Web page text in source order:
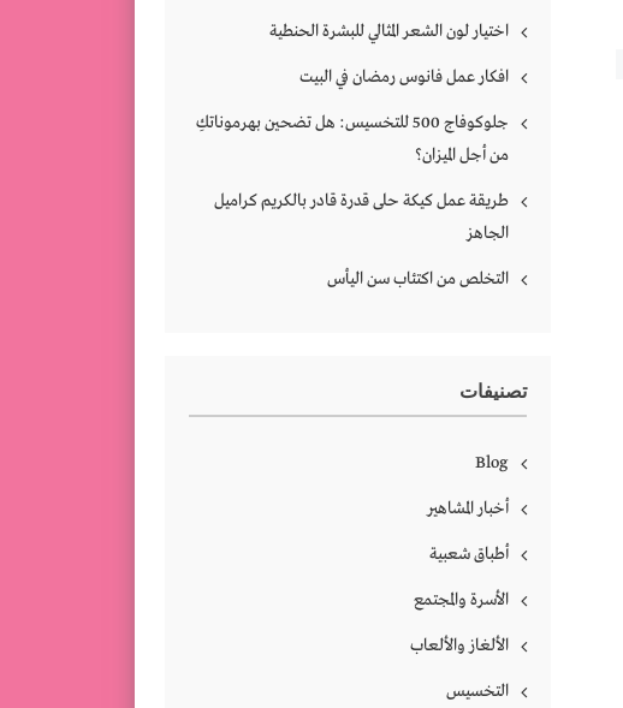
اختيار لون الشعر المثالي للبشرة الحنطية
افكار عمل فانوس رمضان في البيت
جلوكوفاج 500 للتخسيس: هل تضحين بهرموناتكِ
من أجل الميزان؟
طريقة عمل كيكة حلى قدرة قادر بالكريم كراميل
الجاهز
التخلص من اكتئاب سن اليأس
تصنيفات
Blog
أخبار المشاهير
أطباق شعبية
الأسرة والمجتمع
الألغاز والألعاب
التخسيس